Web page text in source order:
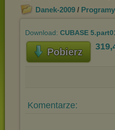
Danek-2009 /
Download: CUBASE
Pobierz
Komentarze: